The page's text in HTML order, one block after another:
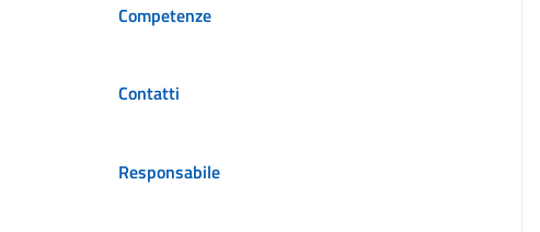
Competenze
Contatti
Responsabile